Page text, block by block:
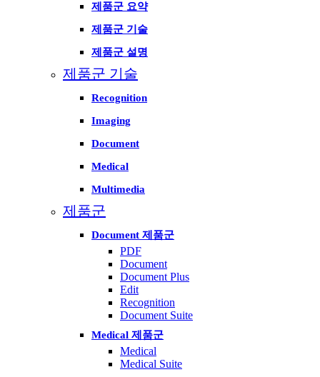
제품군 요약
제품군 기술
제품군 설명
제품군 기술
Recognition
Imaging
Document
Medical
Multimedia
제품군
Document 제품군
PDF
Document
Document Plus
Edit
Recognition
Document Suite
Medical 제품군
Medical
Medical Suite